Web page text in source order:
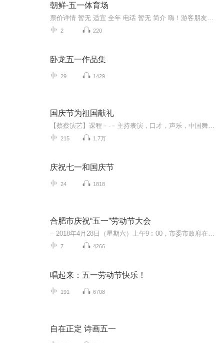
朝鲜-五一体育场
2 220
卧龙五一作品集
29 1429
国庆节为祖国献礼
215 1.7万
庆祝七一和国庆节
24 1818
合肥市庆祝“五一”劳动节大会
7 4266
唱起来：五一劳动节快乐！
191 6708
自在正定 诗画五一